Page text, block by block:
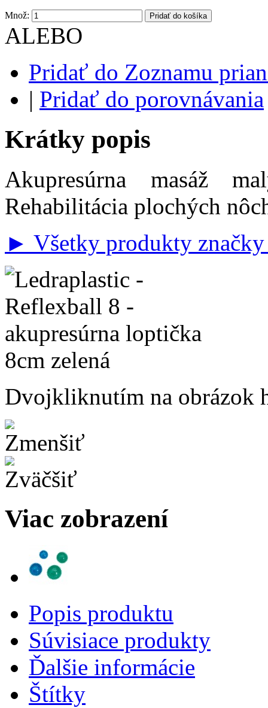
Množ: Pridať do košíka
ALEBO
Pridať do Zoznamu
| Pridať do porovnávania
Krátky popis
Akupresúrna masáž
Rehabilitácia plochých
► Všetky produkty značky
Dvojkliknutím na obrázok
Viac zobrazení
Popis produktu
Súvisiace produkty
Ďalšie informácie
Štítky